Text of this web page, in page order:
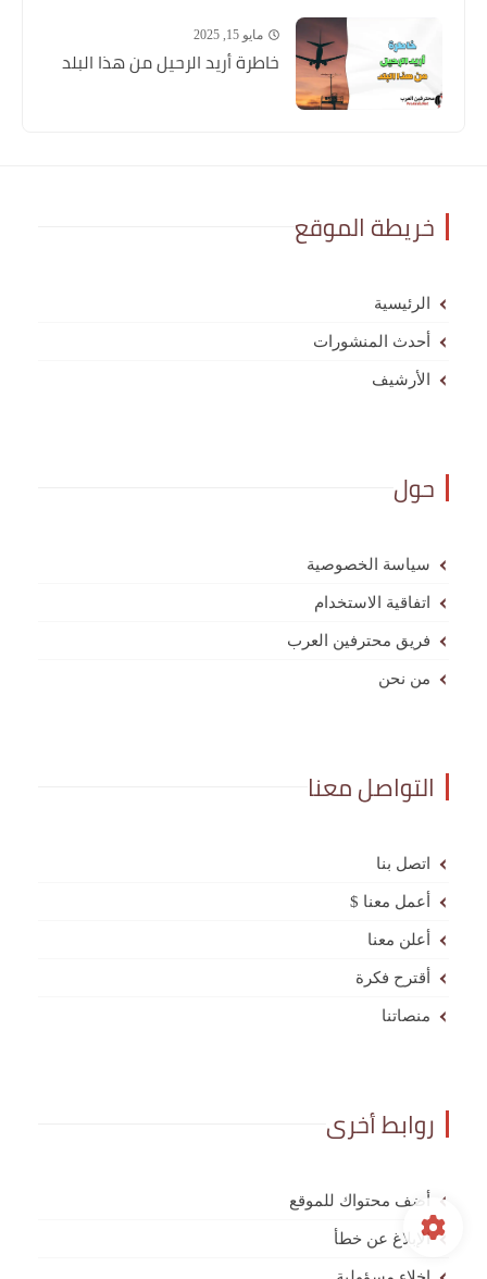
مايو 15, 2025
خاطرة أريد الرحيل من هذا البلد
خريطة الموقع
الرئيسية
أحدث المنشورات
الأرشيف
حول
سياسة الخصوصية
اتفاقية الاستخدام
فريق محترفين العرب
من نحن
التواصل معنا
اتصل بنا
أعمل معنا $
أعلن معنا
أقترح فكرة
منصاتنا
روابط أخرى
أضف محتواك للموقع
الإبلاغ عن خطأ